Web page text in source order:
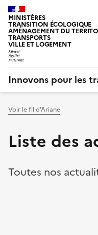
MINISTÈRES
TRANSITION ÉCOLOGIQUE
AMÉNAGEMENT DU
TRANSPORTS
VILLE ET LOGEMENT
Innovons pour les
Voir le fil d'Ariane
Liste des
Toutes nos